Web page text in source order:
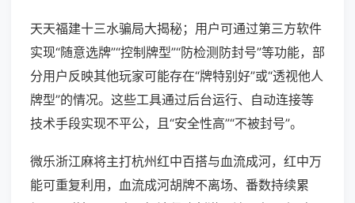
天天福建十三水骗局大揭秘；用户可通过第三方软件
实现“随意选牌”“控制牌型”“防检测防封号”等功能，部
分用户反映其他玩家可能存在“牌特别好”或“透视他人
牌型”的情况。这些工具通过后台运行、自动连接等
技术手段实现不平公，且“安全性高”“不被封号”。
微乐浙江麻将主打杭州红中百搭与血流成河，红中万
能可重复利用，血流成河胡牌不离场、番数持续累